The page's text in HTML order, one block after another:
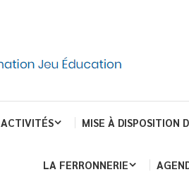
ACTIVITÉS MISE À DISPOSITION
LA FERRONNERIE